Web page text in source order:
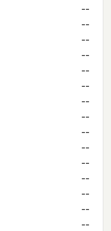
--
--
--
--
--
--
--
--
--
--
--
--
--
--
--